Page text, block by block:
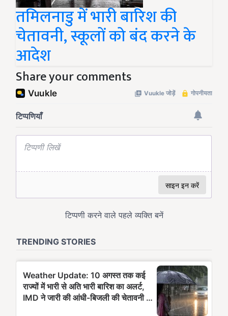
तमिलनाडु में भारी बारिश की
चेतावनी, स्कूलों को बंद करने के
आदेश
Share your comments